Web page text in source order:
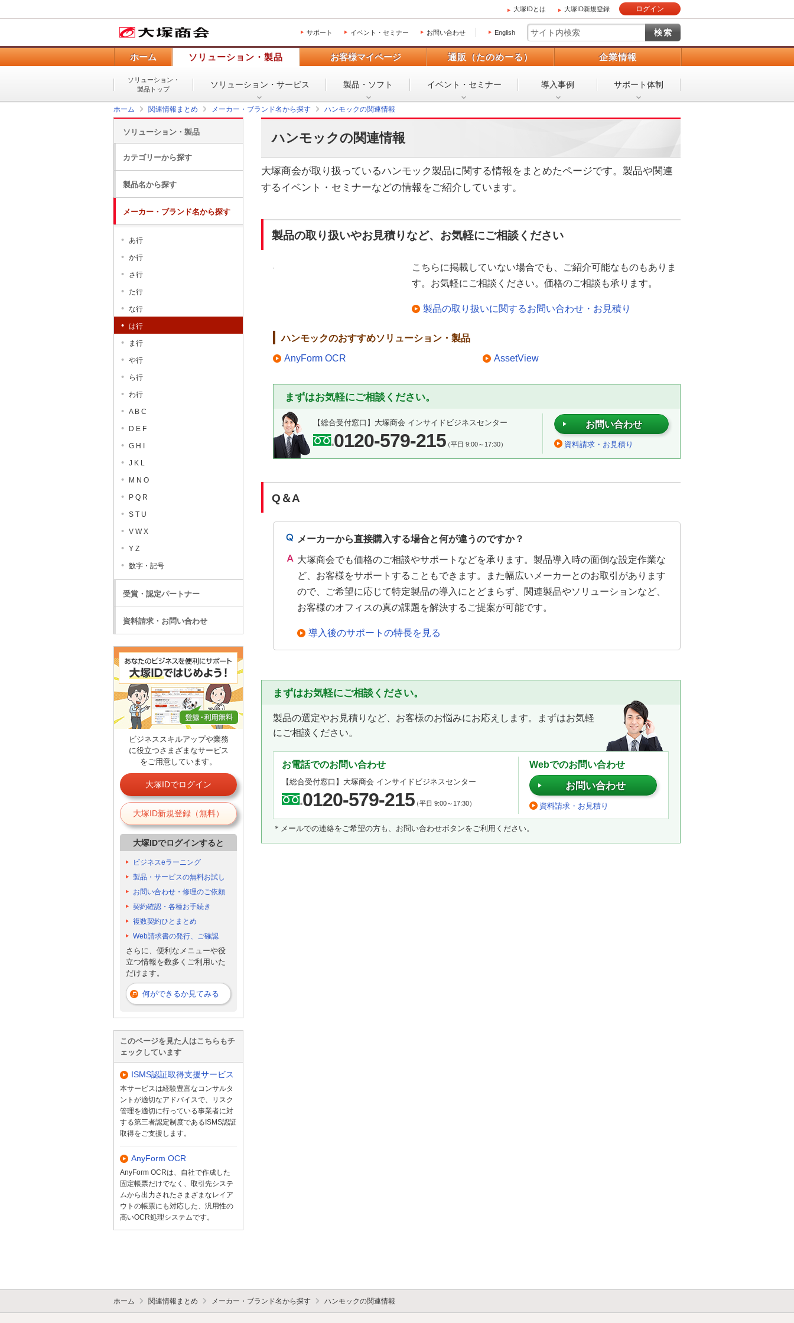
大塚IDとは 大塚ID新規登録 ログイン
サポート イベント・セミナー お問い合わせ English
ホーム ソリューション・製品 お客様マイページ 通販（たのめーる） 企業情報
ソリューション・
製品トップ
ソリューション・ サービス 製品・ソフト イベント・ セミナー 導入事例 サポート体制
ホーム 関連情報まとめ メーカー・ブランド名から探す ハンモックの関連情報
ハンモックの関連情報
大塚商会が取り扱っているハンモック製品に関する情報をまとめたページです。製品や関連
するイベント・セミナーなどの情報をご紹介しています。
製品の取り扱いやお見積りなど、お気軽にご相談ください
こちらに掲載していない場合でも、ご紹介可能なものもありま
す。お気軽にご相談ください。価格のご相談も承ります。
製品の取り扱いに関するお問い合わせ・お見積り
ハンモックのおすすめソリューション・製品
AnyForm OCR AssetView
まずはお気軽にご相談ください。
【総合受付窓口】 大塚商会 インサイドビジネスセンター
0120-579-215（平日 9:00～17:30）
お問い合わせ
資料請求・お見積り
Q＆A
メーカーから直接購入する場合と何が違うのですか？
大塚商会でも価格のご相談やサポートなどを承ります。製品導入時の面倒な設定作業な
ど、お客様をサポートすることもできます。また幅広いメーカーとのお取引があります
ので、ご希望に応じて特定製品の導入にとどまらず、関連製品やソリューションなど、
お客様のオフィスの真の課題を解決するご提案が可能です。
導入後のサポートの特長を見る
まずはお気軽にご相談ください。
製品の選定やお見積りなど、お客様のお悩みにお応えします。まずはお気軽
にご相談ください。
お電話でのお問い合わせ
【総合受付窓口】 大塚商会 インサイドビジネスセンター
0120-579-215（平日 9:00～17:30）
Webでのお問い合わせ
お問い合わせ
資料請求・お見積り
＊メールでの連絡をご希望の方も、お問い合わせボタンをご利用ください。
ソリューション・製品
カテゴリーから探す
製品名から探す
メーカー・ブランド名から探す
あ行
か行
さ行
た行
な行
は行
ま行
や行
ら行
わ行
A B C
D E F
G H I
J K L
M N O
P Q R
S T U
V W X
Y Z
数字・記号
受賞・認定パートナー
資料請求・お問い合わせ
ビジネススキルアップや業務
に役立つさまざまなサービス
をご用意しています。
大塚IDでログイン
大塚ID新規登録（無料）
大塚IDでログインすると
ビジネスeラーニング
製品・サービスの無料お試し
お問い合わせ・修理のご依頼
契約確認・各種お手続き
複数契約ひとまとめ
Web請求書の発行、ご確認
さらに、便利なメニューや役
立つ情報を数多くご利用いた
だけます。
何ができるか見てみる
このページを見た人はこちらもチ
ェックしています
ISMS認証取得支援サービス
本サービスは経験豊富なコンサルタ
ントが適切なアドバイスで、リスク
管理を適切に行っている事業者に対
する第三者認定制度であるISMS認証
取得をご支援します。
AnyForm OCR
AnyForm OCRは、自社で作成した
固定帳票だけでなく、取引先システ
ムから出力されたさまざまなレイア
ウトの帳票にも対応した、汎用性の
高いOCR処理システムです。
ホーム 関連情報まとめ メーカー・ブランド名から探す ハンモックの関連情報